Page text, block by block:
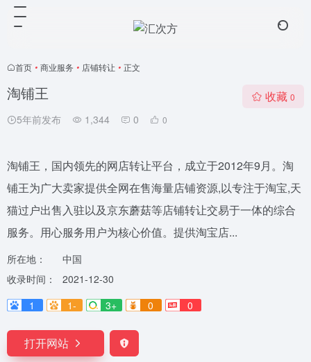
首页 • 商业服务 • 店铺转让 • 正文
淘铺王
5年前发布 1,344 0 0
收藏 0
淘铺王，国内领先的网店转让平台，成立于2012年9月。淘
铺王为广大卖家提供全网在售海量店铺资源,以专注于淘宝,天
猫过户出售入驻以及京东蘑菇等店铺转让交易于一体的综合
服务。用心服务用户为核心价值。提供淘宝店...
所在地：
中国
收录时间：
2021-12-30
1
1- 3+ 0 0
打开网站